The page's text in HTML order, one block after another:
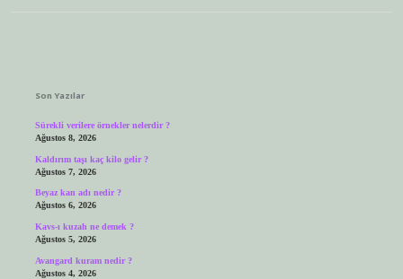
Son Yazılar
Sürekli verilere örnekler nelerdir ?
Ağustos 8, 2026
Kaldırım taşı kaç kilo gelir ?
Ağustos 7, 2026
Beyaz kan adı nedir ?
Ağustos 6, 2026
Kavs-ı kuzah ne demek ?
Ağustos 5, 2026
Avangard kuram nedir ?
Ağustos 4, 2026